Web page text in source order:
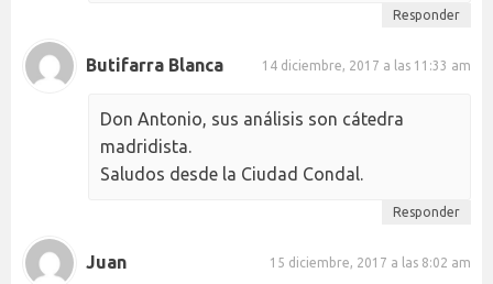
Responder
Butifarra Blanca 14 diciembre, 2017 a las 11:33 am
Don Antonio, sus análisis son cátedra
madridista.
Saludos desde la Ciudad Condal.
Responder
Juan 15 diciembre, 2017 a las 8:02 am